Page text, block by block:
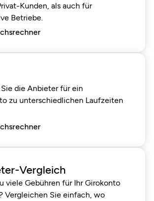
Kunden, als auch für
Betriebe.
die Anbieter für ein
zu unterschiedlichen Laufzeiten
Vergleich
viele Gebühren für Ihr Girokonto
Vergleichen Sie einfach, wo